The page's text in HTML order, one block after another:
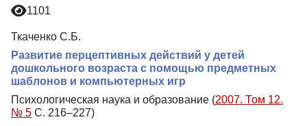
1101
Ткаченко С.Б.
Развитие перцептивных действий у детей
дошкольного возраста с помощью предметных
шаблонов и компьютерных игр
Психологическая наука и образование (2007. Том 12.
№ 5 С. 216–227)